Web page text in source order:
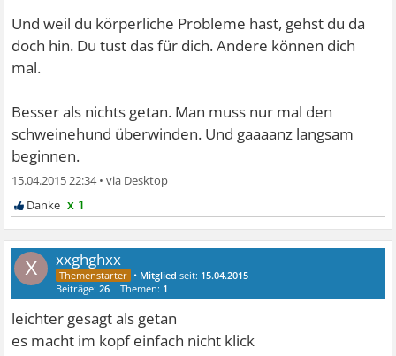
Und weil du körperliche Probleme hast, gehst du da
doch hin. Du tust das für dich. Andere können dich
mal.
Besser als nichts getan. Man muss nur mal den
schweinehund überwinden. Und gaaaanz langsam
beginnen.
15.04.2015 22:34•
x 1
X xxghghxx
• Mitglied seit: 15.04.2015
Beiträge:26 Themen: 1
leichter gesagt als getan
es macht im kopf einfach nicht klick